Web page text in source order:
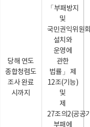
당해 연도
종합청렴도
조사 완료
시까지
「부패방지
및
국민권익위원
설치와
운영에
관한
법률」 제
12조(기능)
및
제
27조의2(공공
부패에